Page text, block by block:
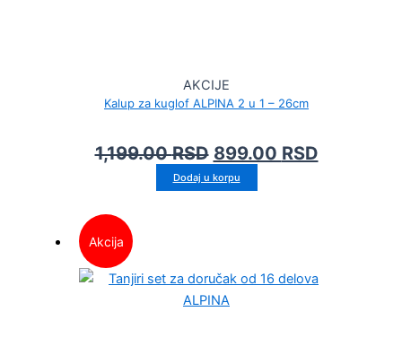
AKCIJE
Kalup za kuglof ALPINA 2 u 1 – 26cm
1,199.00RSD 899.00 RSD
Dodaj u korpu
Akcija